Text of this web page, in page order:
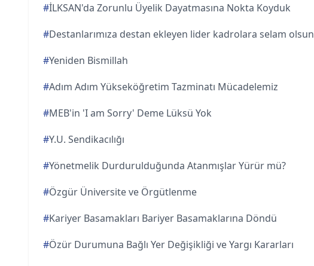
#İLKSAN'da Zorunlu Üyelik Dayatmasına Nokta Koyduk
#Destanlarımıza destan ekleyen lider kadrolara selam olsun
#Yeniden Bismillah
#Adım Adım Yükseköğretim Tazminatı Mücadelemiz
#MEB'in 'I am Sorry' Deme Lüksü Yok
#Y.U. Sendikacılığı
#Yönetmelik Durdurulduğunda Atanmışlar Yürür mü?
#Özgür Üniversite ve Örgütlenme
#Kariyer Basamakları Bariyer Basamaklarına Döndü
#Özür Durumuna Bağlı Yer Değişikliği ve Yargı Kararları